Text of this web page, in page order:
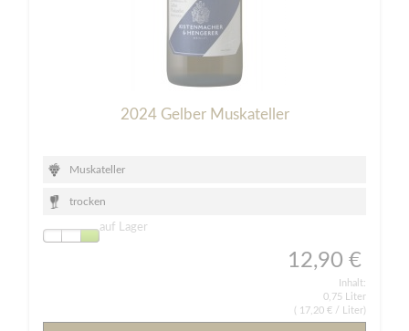
2024 Gelber Muskateller
Muskateller
trocken
auf Lager
12,90 €
Inhalt:
0,75 Liter
17,20 € / Liter)